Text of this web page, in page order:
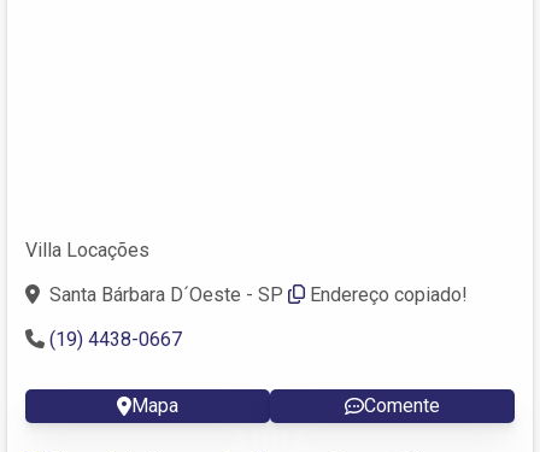
Villa Locações
Santa Bárbara D´Oeste - SP
Endereço copiado!
(19) 4438-0667
Mapa Comente